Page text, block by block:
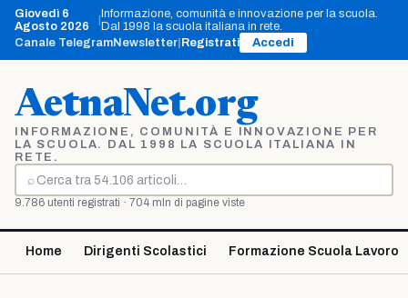
Vai
contenuto
Giovedì 6
Agosto 2026
Informazione, comunità e innovazione per la scuola.
Dal 1998 la scuola italiana in rete.
Canale TelegramNewsletter Registrati Accedi
AetnaNet.org
INFORMAZIONE, COMUNITÀ E INNOVAZIONE PER
LA SCUOLA. DAL 1998 LA SCUOLA ITALIANA IN
RETE.
⌕
Cerca
9.786 utenti registrati · 704 mln di pagine viste
Home Dirigenti Scolastici Formazione Scuola Lavoro